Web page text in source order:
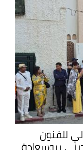
للفنون